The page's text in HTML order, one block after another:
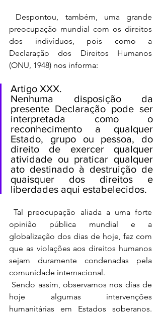
preocupação mundial com os direitos
dos indivíduos, pois como a
Declaração dos Direitos Humanos
(ONU, 1948) nos informa:
Artigo XXX.
Nenhuma disposição da
presente Declaração pode ser
interpretada como o
reconhecimento a qualquer
Estado, grupo ou pessoa, do
direito de exercer qualquer
atividade ou praticar qualquer
ato destinado à destruição de
quaisquer dos direitos e
liberdades aqui estabelecidos.
Tal preocupação aliada a uma forte
opinião pública mundial e a
globalização dos dias de hoje, faz com
que as violações aos direitos humanos
sejam duramente condenadas pela
comunidade internacional.
hoje algumas intervenções
humanitárias em Estados soberanos.